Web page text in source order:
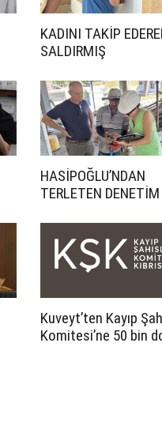
KADINI TAKİP
SALDIRMIŞ
HASİPOĞLU’NDAN
TERLETEN DENETİM
Kuveyt’ten Kayıp
Komitesi’ne 50 bin